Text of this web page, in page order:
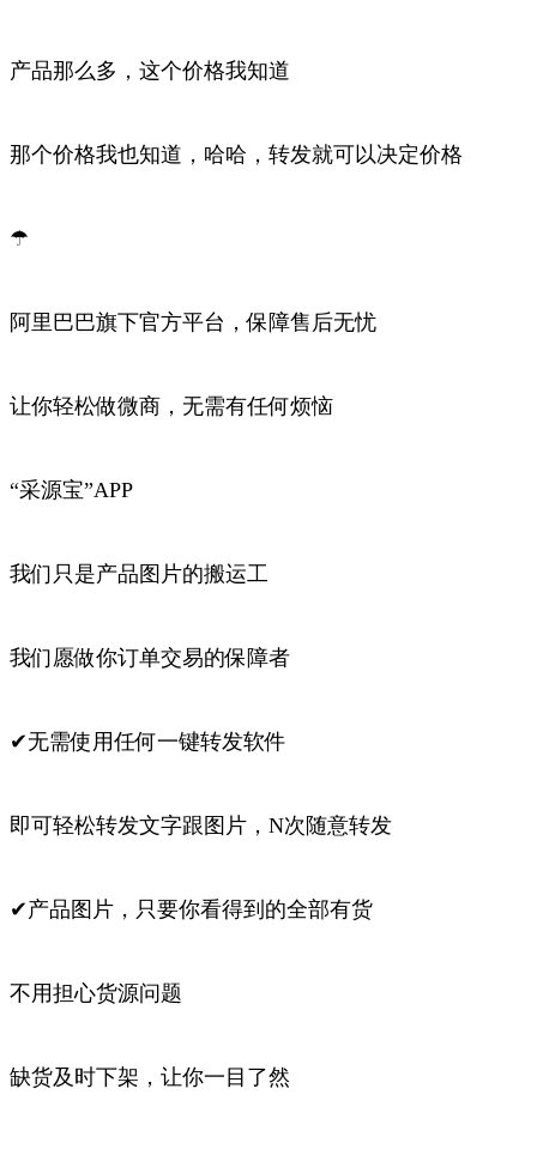
产品那么多，这个价格我知道
那个价格我也知道，哈哈，转发就可以决定价格
☂
阿里巴巴旗下官方平台，保障售后无忧
让你轻松做微商，无需有任何烦恼
“采源宝”APP
我们只是产品图片的搬运工
我们愿做你订单交易的保障者
✔无需使用任何一键转发软件
即可轻松转发文字跟图片，N次随意转发
✔产品图片，只要你看得到的全部有货
不用担心货源问题
缺货及时下架，让你一目了然